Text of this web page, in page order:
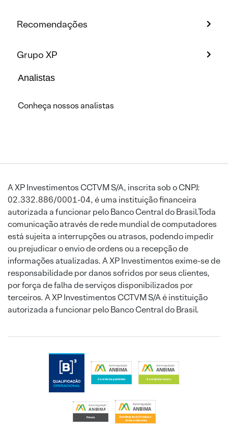
Recomendações
Grupo XP
Analistas
Conheça nossos analistas
A XP Investimentos CCTVM S/A, inscrita sob o CNPJ:
02.332.886/0001-04, é uma instituição financeira
autorizada a funcionar pelo Banco Central do Brasil.Toda
comunicação através de rede mundial de computadores
está sujeita a interrupções ou atrasos, podendo impedir
ou prejudicar o envio de ordens ou a recepção de
informações atualizadas. A XP Investimentos exime-se de
responsabilidade por danos sofridos por seus clientes,
por força de falha de serviços disponibilizados por
terceiros. A XP Investimentos CCTVM S/A é instituição
autorizada a funcionar pelo Banco Central do Brasil.